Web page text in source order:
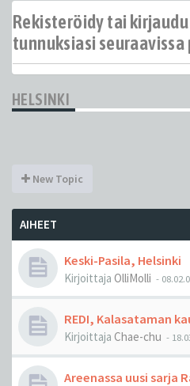
Rekisteröidy tai
tunnuksiasi
HELSINKI
New Topic
AIHEET
Keski-Pasila, Helsinki
Kirjoittaja OlliMolli -
REDI, Kalasataman
Kirjoittaja Chae-chu -
Areenassa uusi sarja